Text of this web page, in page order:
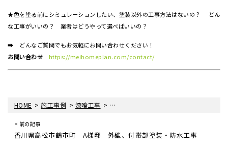
★色を塗る前にシミュレーションしたい、塗装以外の工事方法はないの？ どん
な工事がいいの？ 業者はどうやって選べばいいの？
➡ どんなご質問でもお気軽にお問い合わせください！
お問い合わせ
https://meihomeplan.com/contact/
HOME >施工事例 > 漆喰工事 > 香川県高松市木太町 S様邸 屋根漆喰
< 前の記事
香川県高松市鶴市町 A様邸 外壁、付帯部塗装・防水工事